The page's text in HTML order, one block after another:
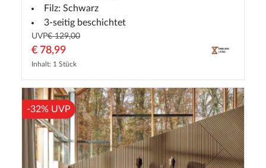
Filz: Schwarz
3-seitig beschichtet
UVP€ 129,00
€ 78,99
Inhalt: 1 Stück
-32% UVP